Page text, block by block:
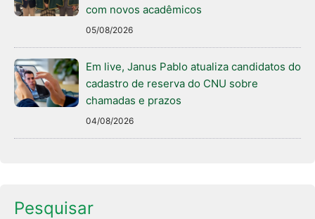
com novos acadêmicos
05/08/2026
Em live, Janus Pablo atualiza candidatos do
cadastro de reserva do CNU sobre
chamadas e prazos
04/08/2026
Pesquisar